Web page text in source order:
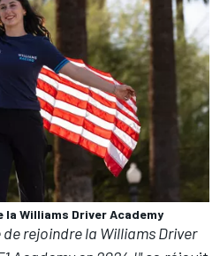
Williams Driver Academy
rejoindre la Williams Driver